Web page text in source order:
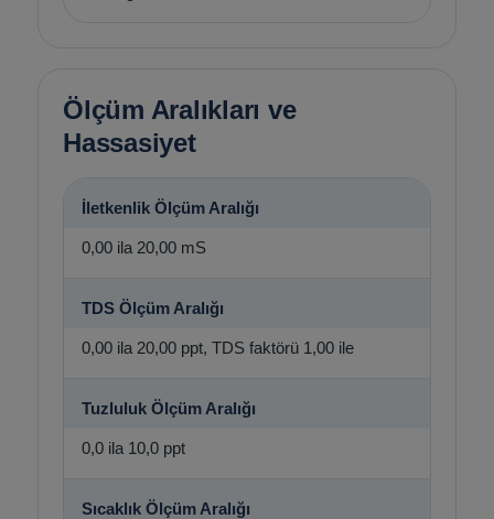
Ölçüm Aralıkları ve
Hassasiyet
İletkenlik Ölçüm Aralığı
0,00 ila 20,00 mS
TDS Ölçüm Aralığı
0,00 ila 20,00 ppt, TDS faktörü 1,00 ile
Tuzluluk Ölçüm Aralığı
0,0 ila 10,0 ppt
Sıcaklık Ölçüm Aralığı